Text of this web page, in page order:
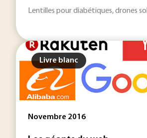
Lentilles pour diabétiques, drones
Livre blanc
Novembre 2016